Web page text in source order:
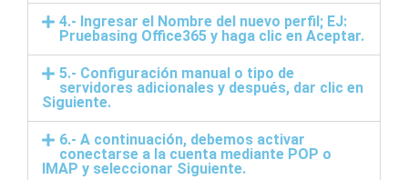
4.- Ingresar el Nombre del nuevo perfil; EJ:
Pruebasing Office365 y haga clic en Aceptar.
5.- Configuración manual o tipo de
servidores adicionales y después, dar clic en
Siguiente.
6.- A continuación, debemos activar
conectarse a la cuenta mediante POP o
IMAP y seleccionar Siguiente.